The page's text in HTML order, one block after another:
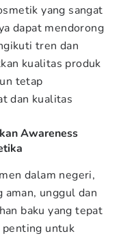
yang sangat
dapat mendorong
tren dan
kualitas produk
tetap
dan kualitas
Awareness
dalam negeri,
unggul dan
baku yang tepat
untuk